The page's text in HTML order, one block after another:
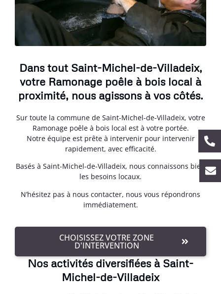
Dans tout Saint-Michel-de-Villadeix,
votre Ramonage poêle à bois local à
proximité, nous agissons à vos côtés.
Sur toute la commune de Saint-Michel-de-Villadeix, votre
Ramonage poêle à bois local est à votre portée.
Notre équipe est prête à intervenir pour intervenir
rapidement, avec efficacité.
Basés à Saint-Michel-de-Villadeix, nous connaissons bien
les besoins locaux.
N’hésitez pas à nous contacter, nous vous répondrons
immédiatement.
CHOISISSEZ VOTRE ZONE
D'INTERVENTION
Nos activités diversifiées à Saint-
Michel-de-Villadeix